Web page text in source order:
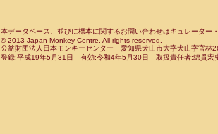
CercopithecidaePapio anubis(0)
CercopithecidaePapio cynocephalus
CercopithecidaePapio hamadryas(0)
CebidaeSaguinus leucopus(0)
CebidaeSaguinus midas(0)
Cebidae Saguinus mystax(0)
本データベース、並びに標本に関するお問い合わせはキュレータ
© 2013 Japan Monkey Centre. All rights reserved.
公益財団法人日本モンキーセンター 愛知県犬山市大字犬山字官
登録:平成19年5月31日 有効:令和4年5月30日 取扱責任者:綿貫宏